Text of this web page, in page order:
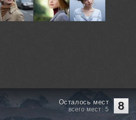
8
Осталось мест
всего мест: 5